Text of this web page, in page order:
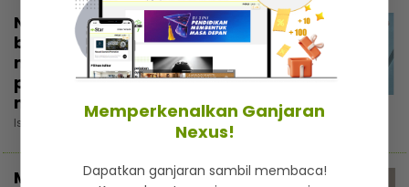
Nadzmi Adhwa bagi
bantuan bukan untuk
menunjuk, niat cari
pahala... Kongsi di
media sosial elak fitnah
Isnin, 3 Ogos 2026 5:30 PM
Majikan tindas pekerja
Memperkenalkan Ganjaran
Nexus!
Dapatkan ganjaran sambil membaca!